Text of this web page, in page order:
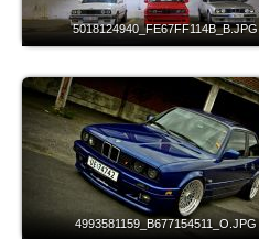
5018124940_FE67FF114B_B.JPG
4993581159_B677154511_O.JPG